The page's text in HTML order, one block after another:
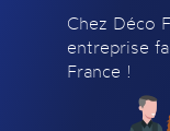
Chez Déco
entreprise
France !